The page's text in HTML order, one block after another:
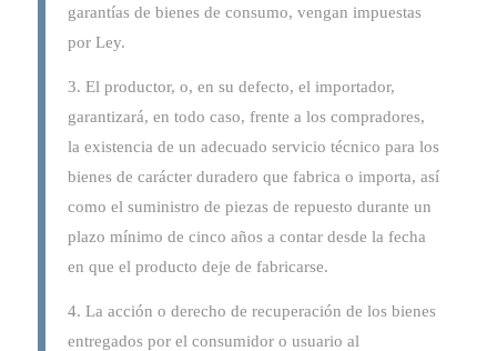
garantías de bienes de consumo, vengan impuestas
por Ley.
3. El productor, o, en su defecto, el importador,
garantizará, en todo caso, frente a los compradores,
la existencia de un adecuado servicio técnico para los
bienes de carácter duradero que fabrica o importa, así
como el suministro de piezas de repuesto durante un
plazo mínimo de cinco años a contar desde la fecha
en que el producto deje de fabricarse.
4. La acción o derecho de recuperación de los bienes
entregados por el consumidor o usuario al